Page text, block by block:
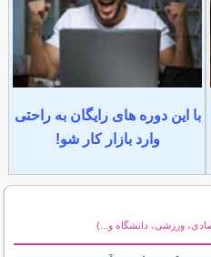
با این دوره های رایگان به راحتی
وارد بازار کار شو!
ورزشی، دانشگاه و...)